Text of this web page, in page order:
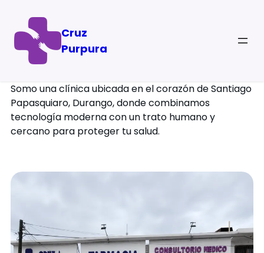
Cruz
Purpura
Somo una clínica ubicada en el corazón de Santiago
Papasquiaro, Durango, donde combinamos
tecnología moderna con un trato humano y
cercano para proteger tu salud.